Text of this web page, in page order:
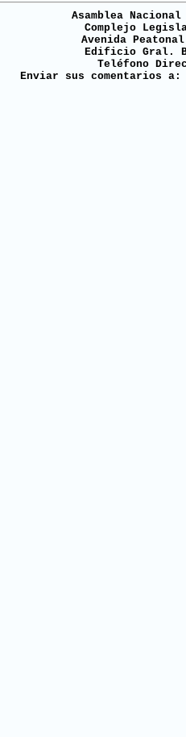
Asamblea
Complejo
Avenida
Edificio Gral.
Teléfono
Enviar sus comentarios